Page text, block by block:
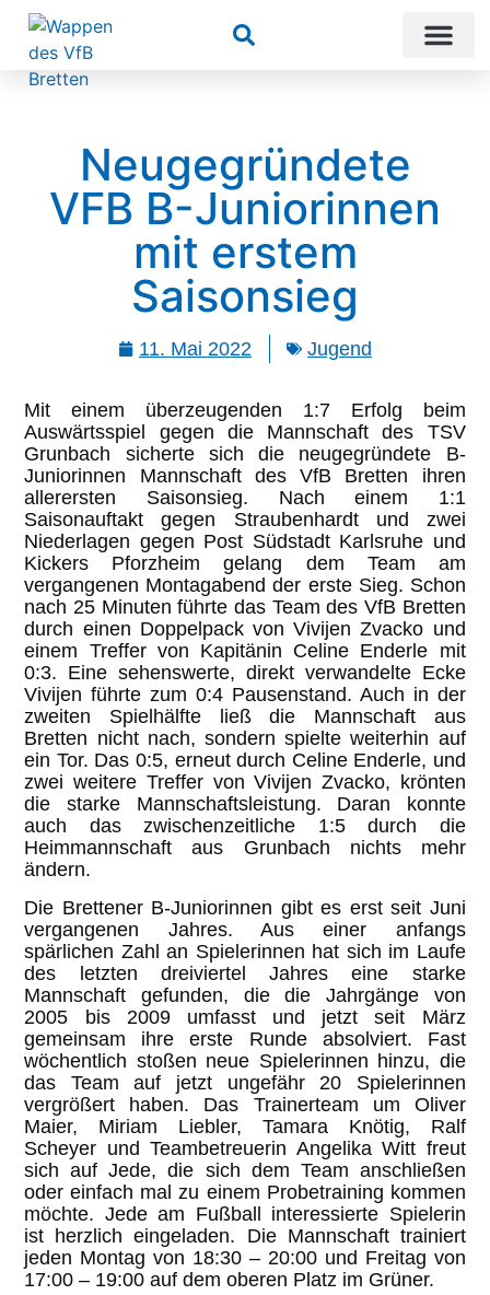
Suchen
Neugegründete
VFB B-Juniorinnen
mit erstem
Saisonsieg
11. Mai 2022 Jugend
Mit einem überzeugenden 1:7 Erfolg beim
Auswärtsspiel gegen die Mannschaft des TSV
Grunbach sicherte sich die neugegründete B-
Juniorinnen Mannschaft des VfB Bretten ihren
allerersten Saisonsieg. Nach einem 1:1
Saisonauftakt gegen Straubenhardt und zwei
Niederlagen gegen Post Südstadt Karlsruhe und
Kickers Pforzheim gelang dem Team am
vergangenen Montagabend der erste Sieg. Schon
nach 25 Minuten führte das Team des VfB Bretten
durch einen Doppelpack von Vivijen Zvacko und
einem Treffer von Kapitänin Celine Enderle mit
0:3. Eine sehenswerte, direkt verwandelte Ecke
Vivijen führte zum 0:4 Pausenstand. Auch in der
zweiten Spielhälfte ließ die Mannschaft aus
Bretten nicht nach, sondern spielte weiterhin auf
ein Tor. Das 0:5, erneut durch Celine Enderle, und
zwei weitere Treffer von Vivijen Zvacko, krönten
die starke Mannschaftsleistung. Daran konnte
auch das zwischenzeitliche 1:5 durch die
Heimmannschaft aus Grunbach nichts mehr
ändern.
Die Brettener B-Juniorinnen gibt es erst seit Juni
vergangenen Jahres. Aus einer anfangs
spärlichen Zahl an Spielerinnen hat sich im Laufe
des letzten dreiviertel Jahres eine starke
Mannschaft gefunden, die die Jahrgänge von
2005 bis 2009 umfasst und jetzt seit März
gemeinsam ihre erste Runde absolviert. Fast
wöchentlich stoßen neue Spielerinnen hinzu, die
das Team auf jetzt ungefähr 20 Spielerinnen
vergrößert haben. Das Trainerteam um Oliver
Maier, Miriam Liebler, Tamara Knötig, Ralf
Scheyer und Teambetreuerin Angelika Witt freut
sich auf Jede, die sich dem Team anschließen
oder einfach mal zu einem Probetraining kommen
möchte. Jede am Fußball interessierte Spielerin
ist herzlich eingeladen. Die Mannschaft trainiert
jeden Montag von 18:30 – 20:00 und Freitag von
17:00 – 19:00 auf dem oberen Platz im Grüner.